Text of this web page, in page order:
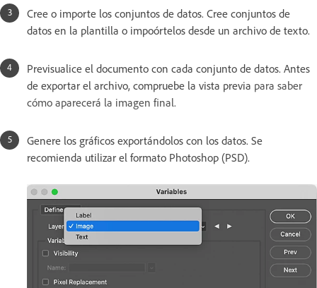
Cree o importe los conjuntos de datos. Cree conjuntos de
datos en la plantilla o impoórtelos desde un archivo de texto.
Previsualice el documento con cada conjunto de datos. Antes
de exportar el archivo, compruebe la vista previa para saber
cómo aparecerá la imagen final.
Genere los gráficos exportándolos con los datos. Se
recomienda utilizar el formato Photoshop (PSD).